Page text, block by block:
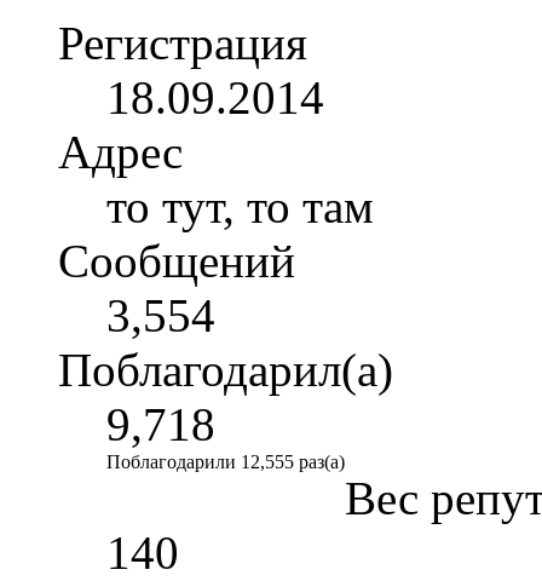
Регистрация
18.09.2014
Адрес
то тут, то там
Сообщений
3,554
Поблагодарил(а)
9,718
Поблагодарили 12,555 раз(а)
Вес
140